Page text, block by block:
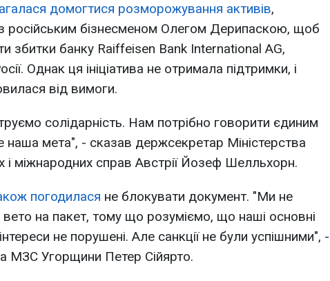
домогтися розморожування активів,
російським бізнесменом Олегом Дерипаскою, щоб
збитки банку Raiffeisen Bank International AG,
Однак ця ініціатива не отримала підтримки, і
від вимоги.
солідарність. Нам потрібно говорити єдиним
наша мета", - сказав держсекретар Міністерства
і міжнародних справ Австрії Йозеф Шелльхорн.
погодилася не блокувати документ. "Ми не
на пакет, тому що розуміємо, що наші основні
не порушені. Але санкції не були успішними", -
МЗС Угорщини Петер Сійярто.